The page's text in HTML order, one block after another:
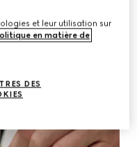
et leur utilisation sur
en matière de
DES